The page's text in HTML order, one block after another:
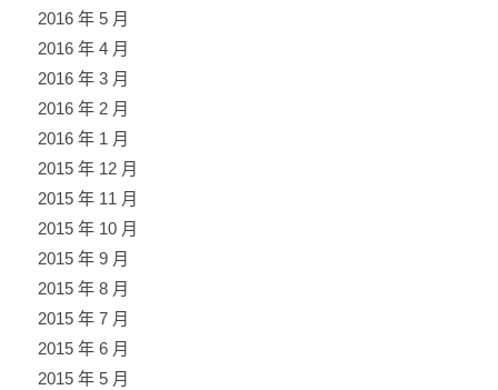
2016 年 5 月
2016 年 4 月
2016 年 3 月
2016 年 2 月
2016 年 1 月
2015 年 12 月
2015 年 11 月
2015 年 10 月
2015 年 9 月
2015 年 8 月
2015 年 7 月
2015 年 6 月
2015 年 5 月